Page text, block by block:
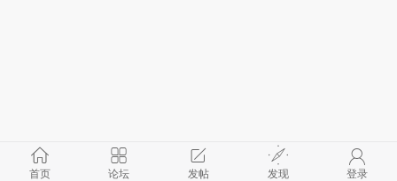
首页 论坛 发帖 发现 登录